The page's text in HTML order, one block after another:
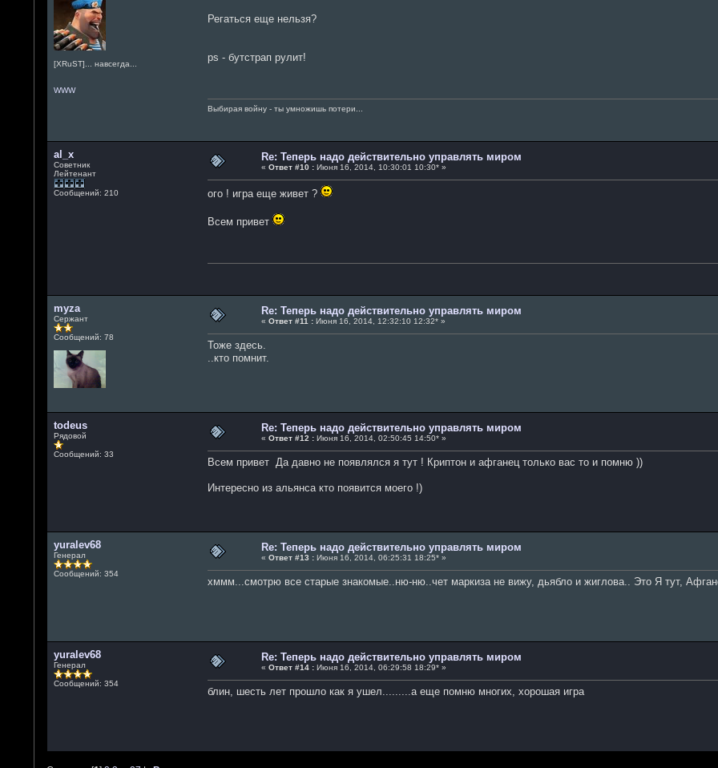
[XRuST]... навсегда...
WWW
Регаться еще нельзя?
ps - бутстрап рулит!
Выбирая войну - ты умножишь потери...
al_x
Советник
Лейтенант
Сообщений: 210
Re: Теперь надо действительно управлять миром
«Ответ #10 : Июня 16, 2014, 10:30:01 10:30* »
ого ! игра еще живет ?
Всем привет
myza
Сержант
Сообщений: 78
Re: Теперь надо действительно управлять миром
«Ответ #11 : Июня 16, 2014, 12:32:10 12:32* »
Тоже здесь.
..кто помнит.
todeus
Рядовой
Сообщений: 33
Re: Теперь надо действительно управлять миром
«Ответ #12 : Июня 16, 2014, 02:50:45 14:50* »
Всем привет Да давно не появлялся я тут ! Криптон и афганец только вас то и помню ))
Интересно из альянса кто появится моего !)
yuralev68
Генерал
Сообщений: 354
Re: Теперь надо действительно управлять миром
«Ответ #13 : Июня 16, 2014, 06:25:31 18:25* »
хммм...смотрю все старые знакомые..ню-ню..чет маркиза не вижу, дьябло и жиглова.. Это Я тут,
yuralev68
Генерал
Сообщений: 354
Re: Теперь надо действительно управлять миром
«Ответ #14 : Июня 16, 2014, 06:29:58 18:29* »
блин, шесть лет прошло как я ушел.........а еще помню многих, хорошая игра